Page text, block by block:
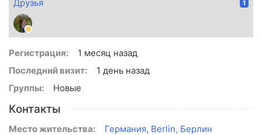
Друзья 1
Регистрация:
1 месяц назад
Последний визит:
1 день назад
Группы:
Новые
Контакты
Место жительства:
Германия, Berlin, Берлин